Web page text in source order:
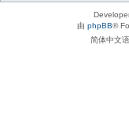
由 phpBB®
简体中文